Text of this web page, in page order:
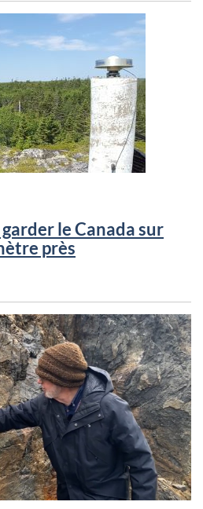
le Canada sur
près